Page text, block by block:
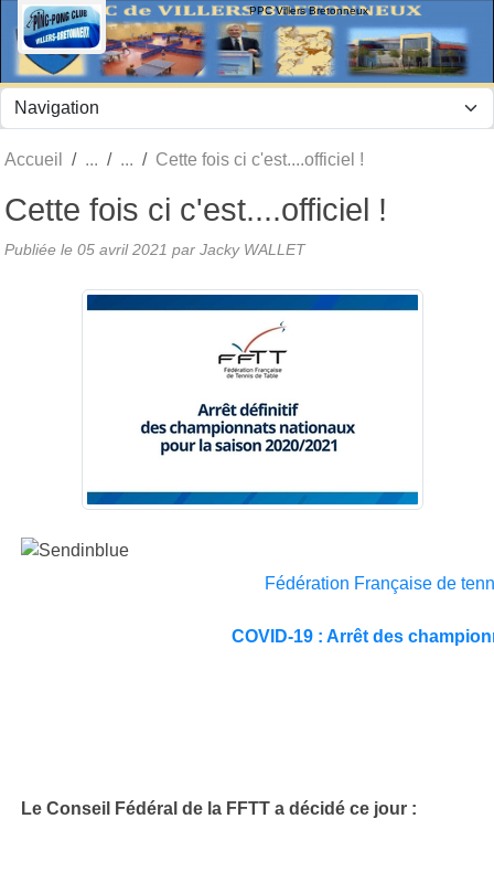
PPC Villers Bretonneux
Accueil Cette fois ci c'est....officiel !
Cette fois ci c'est....officiel !
Publiée le 05 avril 2021 par Jacky WALLET
Fédération Française de
COVID-19 : Arrêt des
Le Conseil Fédéral de la FFTT a décidé ce jour :
Panneau de gestion des cookies